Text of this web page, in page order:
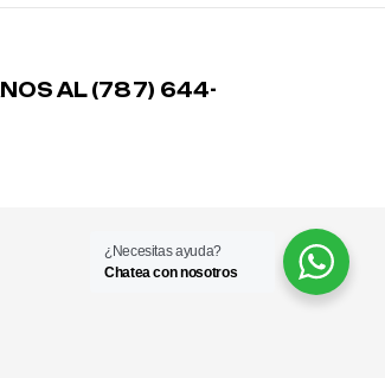
AL (787) 644-
¿Necesitas ayuda?
Chatea con nosotros